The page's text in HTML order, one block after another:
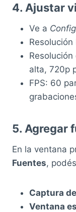
4. Ajustar
Ve a
alta, 720p
FPS: 60
5. Agregar
En la ventana
Fuentes,
Captura
Ventana